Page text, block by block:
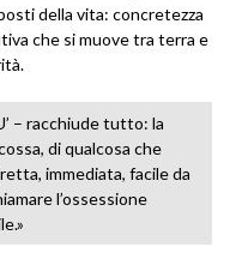
della vita: concretezza
che si muove tra terra e
– racchiude tutto: la
di qualcosa che
immediata, facile da
l’ossessione